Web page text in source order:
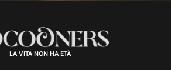
a
:
1
0
0
.
0
LA VITA NON HA ETÀ